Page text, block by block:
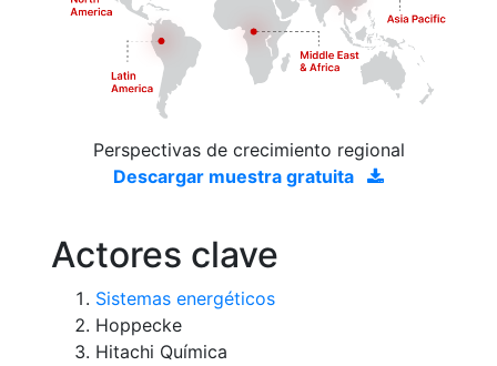
Perspectivas de crecimiento regional
Descargar muestra gratuita
Actores clave
Sistemas energéticos
Hoppecke
Hitachi Química